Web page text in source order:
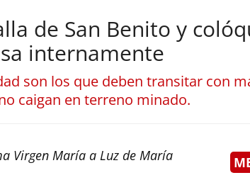
de San Benito y
internamente
son los que deben transitar con
caigan en terreno minado.
Virgen María a Luz de María